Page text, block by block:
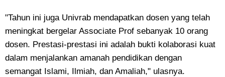
"Tahun ini juga Univrab mendapatkan dosen yang telah
meningkat bergelar Associate Prof sebanyak 10 orang
dosen. Prestasi-prestasi ini adalah bukti kolaborasi kuat
dalam menjalankan amanah pendidikan dengan
semangat Islami, Ilmiah, dan Amaliah," ulasnya.